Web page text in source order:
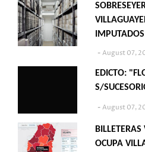
August 07,
EDICTO:
S/
August 07,
OCUPA